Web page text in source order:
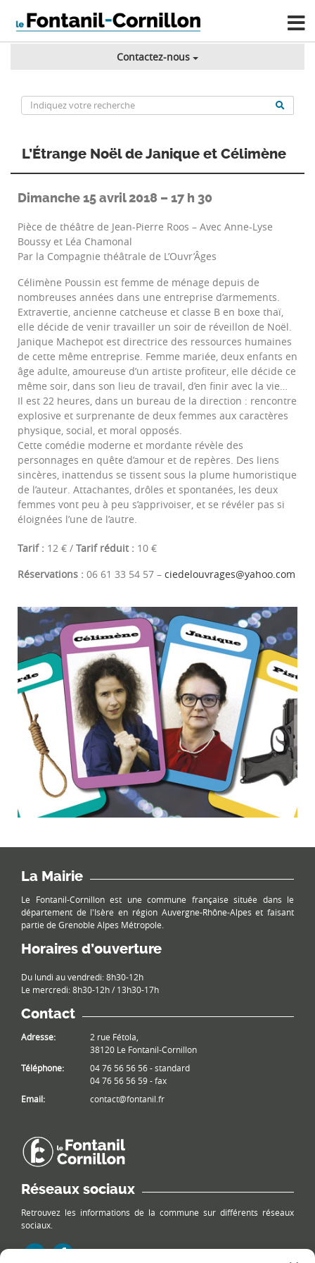
Contactez-nous
L’Étrange Noël de Janique et Célimène
Dimanche 15 avril 2018 – 17 h 30
Pièce de théâtre de Jean-Pierre Roos – Avec Anne-Lyse
Boussy et Léa Chamonal
Par la Compagnie théâtrale de L’Ouvr’Âges
Célimène Poussin est femme de ménage depuis de
nombreuses années dans une entreprise d’armements.
Extravertie, ancienne catcheuse et classe B en boxe thaï,
elle décide de venir travailler un soir de réveillon de Noël.
Janique Machepot est directrice des ressources humaines
de cette même entreprise. Femme mariée, deux enfants en
âge adulte, amoureuse d’un artiste profiteur, elle décide ce
même soir, dans son lieu de travail, d’en finir avec la vie…
Il est 22 heures, dans un bureau de la direction : rencontre
explosive et surprenante de deux femmes aux caractères
physique, social, et moral opposés.
Cette comédie moderne et mordante révèle des
personnages en quête d’amour et de repères. Des liens
sincères, inattendus se tissent sous la plume humoristique
de l’auteur. Attachantes, drôles et spontanées, les deux
femmes vont peu à peu s’apprivoiser, et se révéler pas si
éloignées l’une de l’autre.
Tarif : 12 € / Tarif réduit : 10 €
Réservations : 06 61 33 54 57 – ciedelouvrages@yahoo.com
La Mairie
Le Fontanil-Cornillon est une commune française située dans le
département de l'Isère en région Auvergne-Rhône-Alpes et faisant
partie de Grenoble Alpes Métropole.
Horaires d’ouverture
Du lundi au vendredi: 8h30-12h
Le mercredi: 8h30-12h / 13h30-17h
Contact
Adresse:
2 rue Fétola,
38120 Le Fontanil-Cornillon
Téléphone:
04 76 56 56 56 - standard
04 76 56 56 59 - fax
Email:
contact@fontanil.fr
Réseaux sociaux
Retrouvez les informations de la commune sur différents réseaux
sociaux.